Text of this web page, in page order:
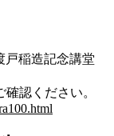
稲造記念講堂
認ください。